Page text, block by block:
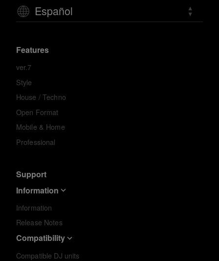
Español
Features
ver.7
Style
House / Techno
Open Format
Mobile & Home
Professional
Support
Information
Information
Release Notes
Compatibility
Compatible DJ units